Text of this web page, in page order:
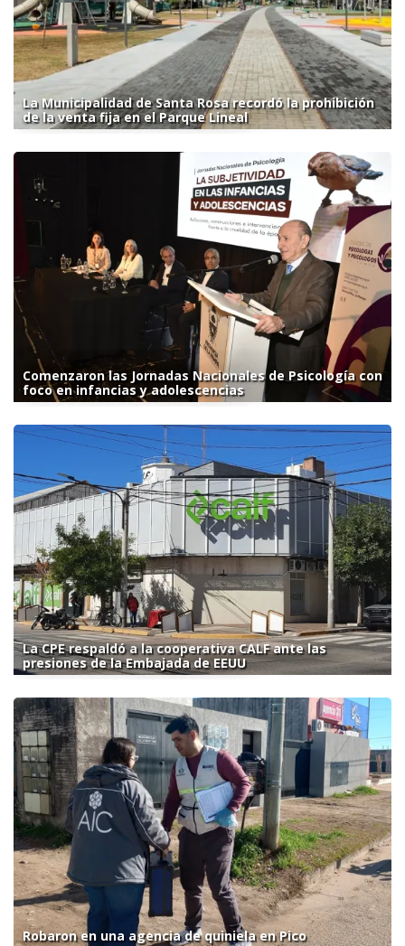
La Municipalidad de Santa Rosa recordó la prohibición
de la venta fija en el Parque Lineal
Comenzaron las Jornadas Nacionales de Psicología con
foco en infancias y adolescencias
La CPE respaldó a la cooperativa CALF ante las
presiones de la Embajada de EEUU
Robaron en una agencia de quiniela en Pico